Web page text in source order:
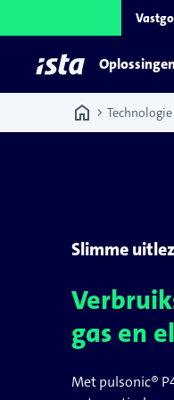
home chevron_right Technologie
Slimme
gas en
Met pulsonic®